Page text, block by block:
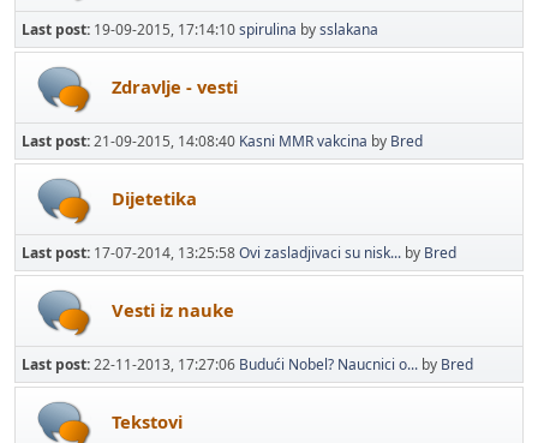
Last post: 19-09-2015, 17:14:10spirulina bysslakana
Zdravlje - vesti
Last post:21-09-2015, 14:08:40 Kasni MMR vakcina by Bred
Dijetetika
Last post: 17-07-2014, 13:25:58Ovi zasladjivaci su nisk... by Bred
Vesti iz nauke
Last post:22-11-2013, 17:27:06 Budući Nobel? Naucnici o... by Bred
Tekstovi